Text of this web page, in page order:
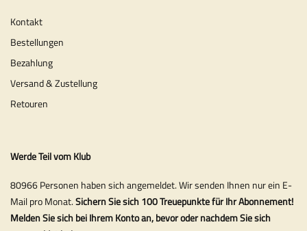
Kontakt
Bestellungen
Bezahlung
Versand & Zustellung
Retouren
Werde Teil vom Klub
80966 Personen haben sich angemeldet. Wir senden Ihnen nur ein E-
Mail pro Monat.Sichern Sie sich 100 Treuepunkte für Ihr Abonnement!
Melden Sie sich bei Ihrem Konto an, bevor oder nachdem Sie sich